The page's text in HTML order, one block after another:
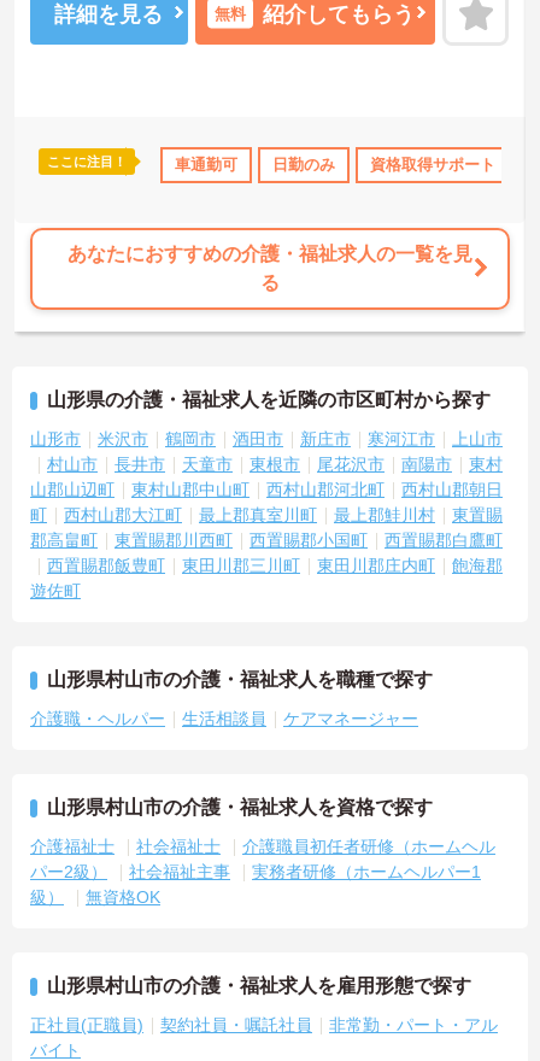
産休･育休･介護休暇取得実績あり 社会保険完備 交通費支給
ご興味ある方は面接ポイントをお伝えしますので、お気軽にご連絡
詳細を見る 無料 紹介してもらう
ここに注目！ 車通勤可 日勤のみ 資格取得サポート
あなたにおすすめの介護・福祉求人の一覧を見
る
山形県の介護・福祉求人を近隣の市区町村から探す
山形市 米沢市 鶴岡市 酒田市 新庄市 寒河江市
上山市
村山市
長井市 天童市 東根市 尾花沢市 南陽市
東村
山郡山辺町
東村山郡中山町 西村山郡河北町
西村山郡朝日
町
西村山郡大江町 最上郡真室川町 最上郡鮭川村
東置賜
郡高畠町
東置賜郡川西町 西置賜郡小国町
西置賜郡白鷹町
西置賜郡飯豊町
東田川郡三川町 東田川郡庄内町
飽海郡
遊佐町
山形県村山市の介護・福祉求人を職種で探す
介護職・ヘルパー 生活相談員 ケアマネージャー
山形県村山市の介護・福祉求人を資格で探す
介護福祉士 社会福祉士
介護職員初任者研修（ホームヘル
パー2級）
社会福祉主事
実務者研修（ホームヘルパー1
級）
無資格OK
山形県村山市の介護・福祉求人を雇用形態で探す
正社員(正職員) 契約社員・嘱託社員
非常勤・パート・アル
バイト